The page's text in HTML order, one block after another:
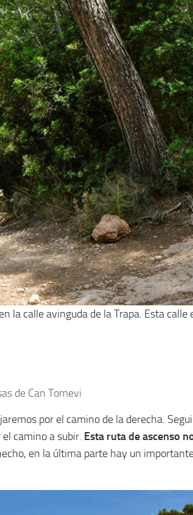
en la calle avinguda de la Trapa. Esta
de Can Tomevi
por el camino de la derecha.
camino a subir. Esta ruta de ascenso
en la última parte hay un